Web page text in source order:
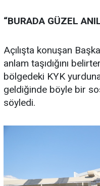
“BURADA GÜZEL
Açılışta konuşan
anlam taşıdığını
bölgedeki KYK
geldiğinde böyle bir
söyledi.